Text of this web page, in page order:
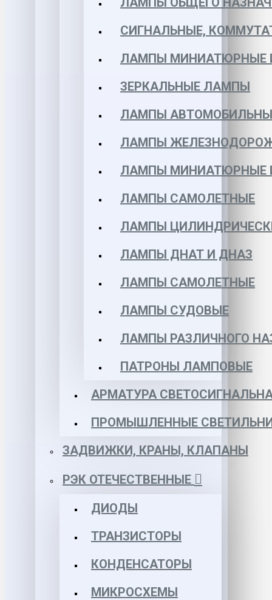
СИГНАЛЬНЫЕ,
ЛАМПЫ МИНИАТЮРНЫЕ
ЗЕРКАЛЬНЫЕ ЛАМПЫ
ЛАМПЫ
ЛАМПЫ
ЛАМПЫ МИНИАТЮРНЫЕ
ЛАМПЫ САМОЛЕТНЫЕ
ЛАМПЫ
ЛАМПЫ ДНАТ И ДНАЗ
ЛАМПЫ САМОЛЕТНЫЕ
ЛАМПЫ СУДОВЫЕ
ЛАМПЫ РАЗЛИЧНОГО
ПАТРОНЫ ЛАМПОВЫЕ
АРМАТУРА
ПРОМЫШЛЕННЫЕ
ЗАДВИЖКИ, КРАНЫ, КЛАПАНЫ
РЭК ОТЕЧЕСТВЕННЫЕ
ДИОДЫ
ТРАНЗИСТОРЫ
КОНДЕНСАТОРЫ
МИКРОСХЕМЫ